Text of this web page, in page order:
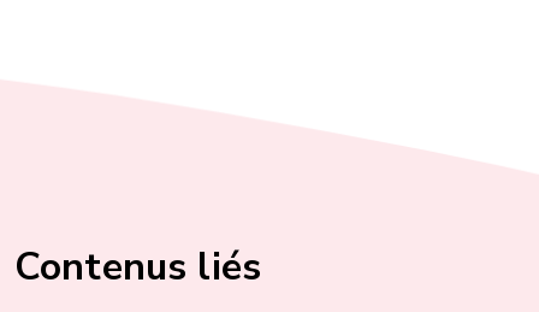
Contenus liés